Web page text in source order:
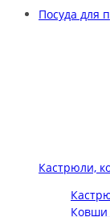
Посуда для
Кастрюли,
Ковши